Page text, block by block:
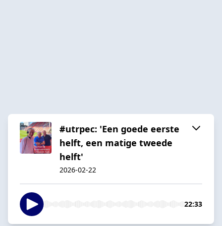
#utrpec: 'Een goede eerste
helft, een matige tweede
helft'
2026-02-22
22:33